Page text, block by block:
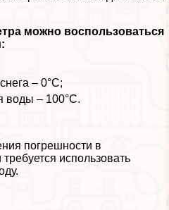
можно воспользоваться
– 0°С;
воды – 100°С.
погрешности в
использовать